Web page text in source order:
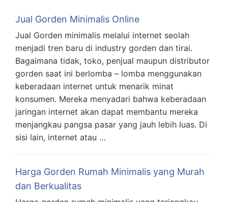
Jual Gorden Minimalis Online
Jual Gorden minimalis melalui internet seolah
menjadi tren baru di industry gorden dan tirai.
Bagaimana tidak, toko, penjual maupun distributor
gorden saat ini berlomba – lomba menggunakan
keberadaan internet untuk menarik minat
konsumen. Mereka menyadari bahwa keberadaan
jaringan internet akan dapat membantu mereka
menjangkau pangsa pasar yang jauh lebih luas. Di
sisi lain, internet atau …
Harga Gorden Rumah Minimalis yang Murah
dan Berkualitas